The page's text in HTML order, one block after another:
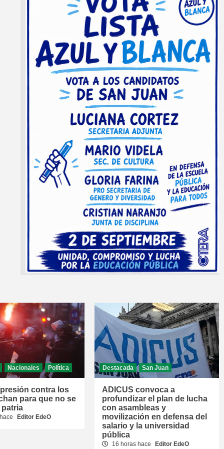
Nacionales Política
contra los
para que no se
patria
Editor EdeO
Destacada San Juan
ADICUS convoca a
profundizar el plan de lucha
con asambleas y
movilización en defensa del
salario y la universidad
pública
16 horas hace Editor EdeO